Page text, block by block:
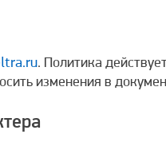
. Политика
изменения в